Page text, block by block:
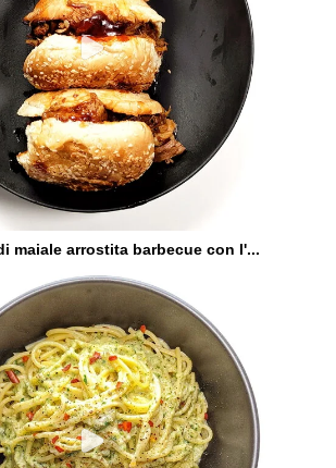
maiale arrostita barbecue con l'...